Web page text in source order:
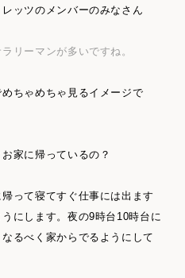
ッツのメンバーのみなさん
リーマンが多いですね。
ちゃめちゃ見るイメージで
家に帰っているの？
って寝てすぐ仕事には出ます
にします。夜の9時台10時台に
るべく家からでるようにして